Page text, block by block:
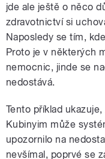
jde ale ještě o něco
zdravotnictví si
Naposledy se tím,
Proto je v některých
nemocnic, jinde se
nedostává.
Tento příklad
Kubinyim může
upozornilo na
nevšímal, poprvé se